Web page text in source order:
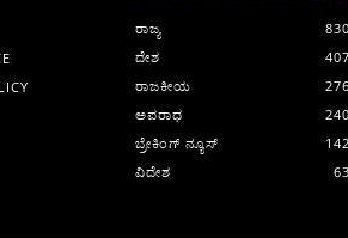
ರಾಜ್ಯ
ದೇಶ
ರಾಜಕೀಯ
ಅಪರಾಧ
ಬ್ರೇಕಿಂಗ್ ನ್ಯೂಸ್
ವಿದೇಶ